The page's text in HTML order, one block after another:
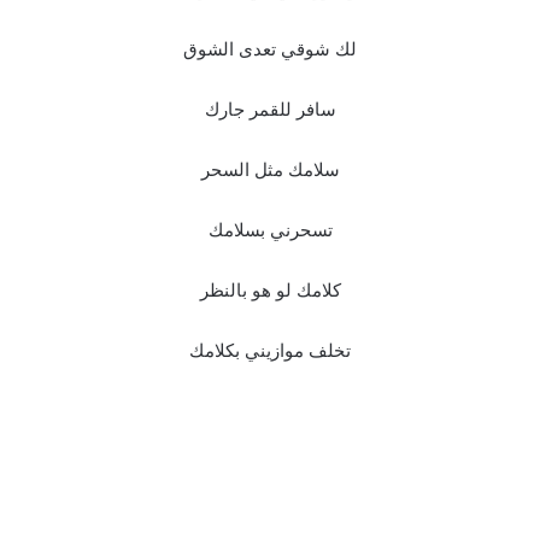
لك شوقي تعدى الشوق
سافر للقمر جارك
سلامك مثل السحر
تسحرني بسلامك
كلامك لو هو بالنظر
تخلف موازيني بكلامك